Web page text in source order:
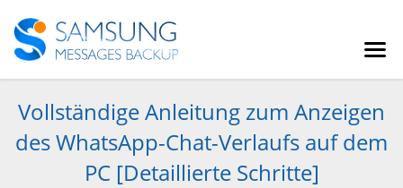
Vollständige Anleitung zum Anzeigen
des WhatsApp-Chat-Verlaufs auf dem
PC [Detaillierte Schritte]